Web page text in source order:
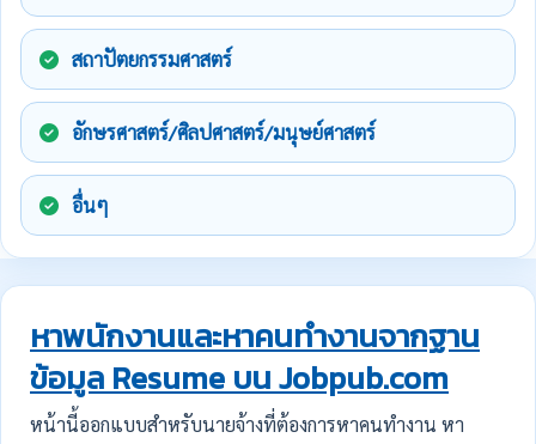
สถาปัตยกรรมศาสตร์
อักษรศาสตร์/ศิลปศาสตร์/มนุษย์ศาสตร์
อื่นๆ
หาพนักงานและหาคนทำงานจากฐาน
ข้อมูล Resume บน Jobpub.com
หน้านี้ออกแบบสำหรับนายจ้างที่ต้องการหาคนทำงาน หา